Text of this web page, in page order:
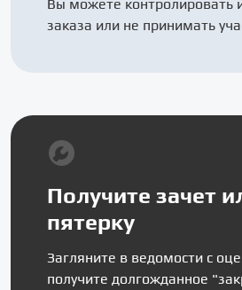
Вы можете контролировать
заказа или не принимать
Получите зачет
пятерку
Загляните в ведомости с
получите долгожданное